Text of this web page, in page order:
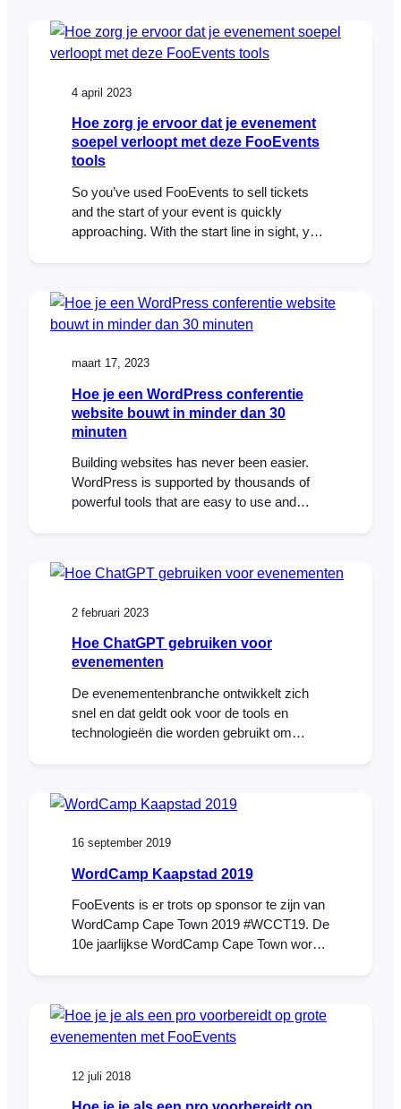
video, forms, and more. If you’re using
FooEvents to manage your…
4 april 2023
Hoe zorg je ervoor dat je evenement
soepel verloopt met deze FooEvents
tools
So you’ve used FooEvents to sell tickets
and the start of your event is quickly
approaching. With the start line in sight, you
event. In this post, we’ll guide you through…
maart 17, 2023
Hoe je een WordPress conferentie
website bouwt in minder dan 30
minuten
Building websites has never been easier.
WordPress is supported by thousands of
powerful tools that are easy to use and
sophisticated WordPress conference
30-Minute Challenge Given the…
2 februari 2023
Hoe ChatGPT gebruiken voor
evenementen
De evenementenbranche ontwikkelt zich
snel en dat geldt ook voor de tools en
technologieën die worden gebruikt om
eventmanagers nu een waardevol
activiteiten te stroomlijnen en de ervaring
van hun gasten te verbeteren. Eén zo'n
gebaseerde taal
16 september 2019
WordCamp Kaapstad 2019
FooEvents is er trots op sponsor te zijn van
WordCamp Cape Town 2019 #WCCT19. De
10e jaarlijkse WordCamp Cape Town wordt
toegang tot het tweedaagse evenement
inclusief toegang
12 juli 2018